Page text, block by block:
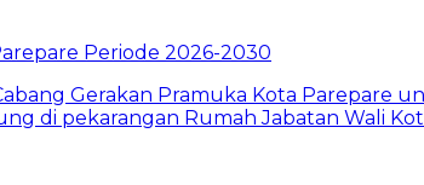
Periode 2026-2030